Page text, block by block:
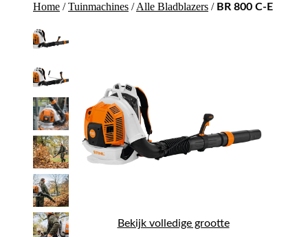
Home /Tuinmachines /Alle Bladblazers / BR 800 C-E
Bekijk volledige grootte